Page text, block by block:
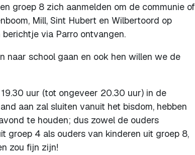
groep 8 zich aanmelden om de communie of
Mill, Sint Hubert en Wilbertoord op
via Parro ontvangen.
naar school gaan en ook hen willen we de
uur (tot ongeveer 20.30 uur) in de
aan zal sluiten vanuit het bisdom, hebben
te houden; dus zowel de ouders
groep 4 als ouders van kinderen uit groep 8,
zou fijn zijn!